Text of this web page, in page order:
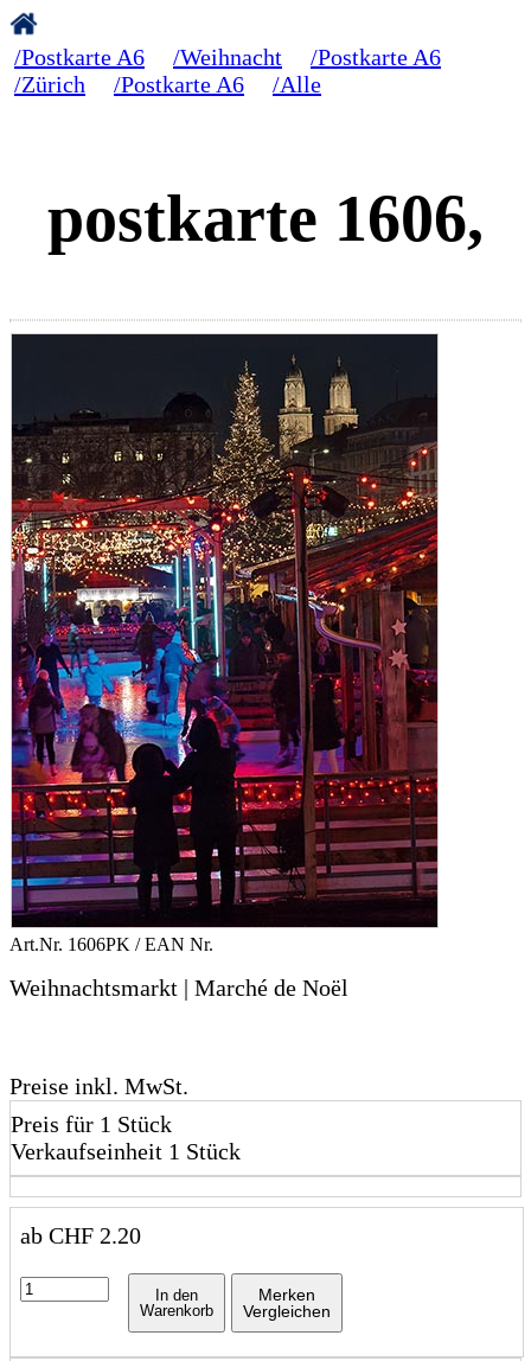
/Postkarte A6 /Weihnacht
/Postkarte A6
/Zürich
/Postkarte A6 /Alle
postkarte 1606,
Art.Nr. 1606PK / EAN Nr.
Weihnachtsmarkt | Marché de Noël
Preise inkl. MwSt.
Preis für 1 Stück
Verkaufseinheit 1 Stück
ab CHF 2.20
In den
Warenkorb
Merken
Vergleichen